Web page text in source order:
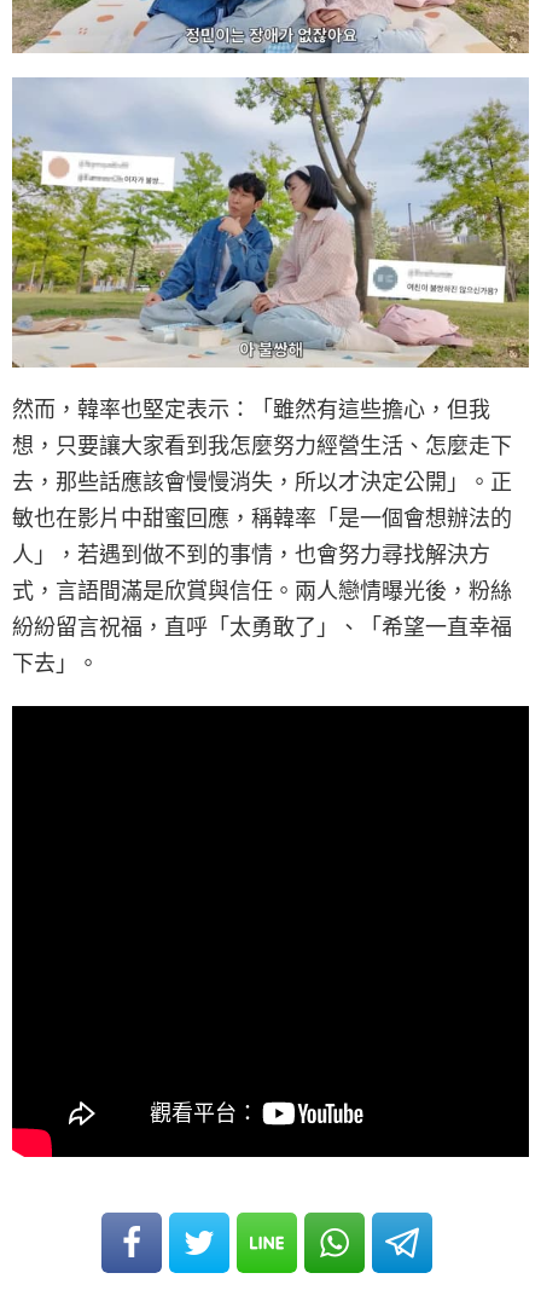
然而，韓率也堅定表示：「雖然有這些擔心，但我
想，只要讓大家看到我怎麼努力經營生活、怎麼走下
去，那些話應該會慢慢消失，所以才決定公開」。正
敏也在影片中甜蜜回應，稱韓率「是一個會想辦法的
人」，若遇到做不到的事情，也會努力尋找解決方
式，言語間滿是欣賞與信任。兩人戀情曝光後，粉絲
紛紛留言祝福，直呼「太勇敢了」、「希望一直幸福
下去」。